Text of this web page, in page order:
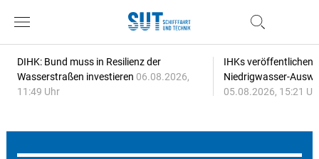
DIHK: Bund muss in Resilienz der
Wasserstraßen investieren 06.08.2026,
11:49 Uhr
IHKs veröffentlichen
Niedrigwasser-
05.08.2026, 15:21